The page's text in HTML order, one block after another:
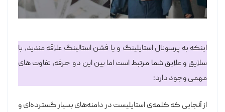
‎اینکه به پرسونال استایلینگ و یا فشن استالینگ علاقه مندید، با
سلایق و علایق شما مرتبط است اما بین این دو حرفه، تفاوت های
مهمی وجود دارد:
‎از آنجایی که کلمه‌ی استایلیست در دامنه‌های بسیار گسترده‌ای و